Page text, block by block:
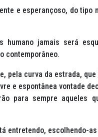
e esperançoso, do tipo
jamais será
contemporâneo.
pela curva da estrada,
e espontânea vontade
para sempre aqueles
entretendo, escolhendo-